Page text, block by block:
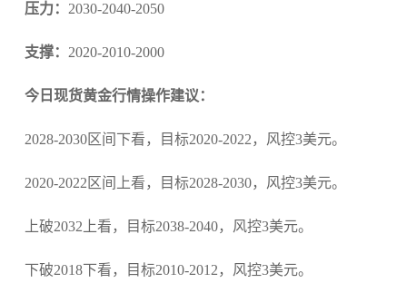
压力： 2030-2040-2050
支撑： 2020-2010-2000
今日现货黄金行情操作建议：
2028-2030区间下看，目标2020-2022，风控3美元。
2020-2022区间上看，目标2028-2030，风控3美元。
上破2032上看，目标2038-2040，风控3美元。
下破2018下看，目标2010-2012，风控3美元。